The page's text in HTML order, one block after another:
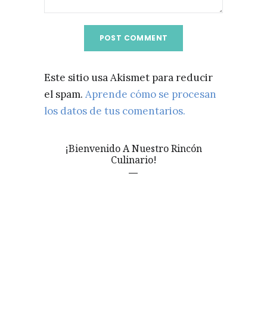
Este sitio usa Akismet para reducir
el spam. Aprende cómo se procesan
los datos de tus comentarios.
¡Bienvenido A Nuestro Rincón
Culinario!